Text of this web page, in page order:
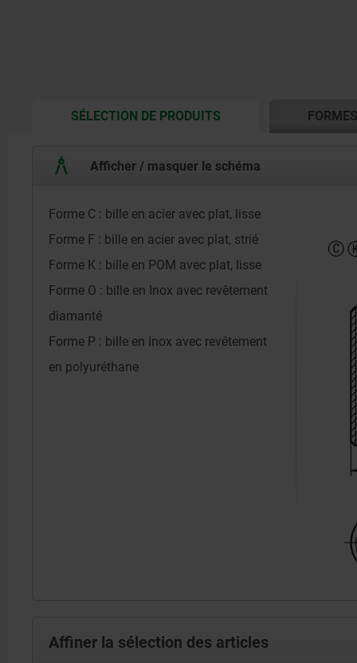
SÉLECTION DE PRODUITSCURRENT
FORMES
Afficher / masquer le schéma
Forme C : bille en acier avec plat, lisse
Forme F : bille en acier avec plat, strié
Forme K : bille en POM avec plat, lisse
Forme O : bille en Inox avec revêtement
diamanté
Forme P : bille en Inox avec revêtement
en polyuréthane
Affiner la sélection des articles